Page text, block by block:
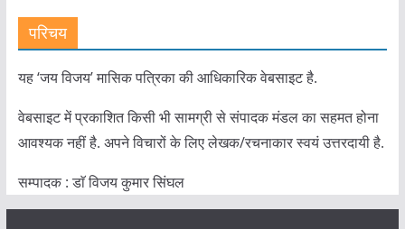
परिचय
यह ‘जय विजय’ मासिक पत्रिका की आधिकारिक वेबसाइट है.
वेबसाइट में प्रकाशित किसी भी सामग्री से संपादक मंडल का सहमत होना
आवश्यक नहीं है. अपने विचारों के लिए लेखक/रचनाकार स्वयं उत्तरदायी है.
सम्पादक : डाॅ विजय कुमार सिंघल